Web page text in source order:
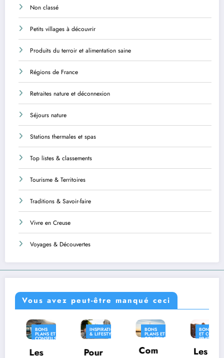
Non classé
Petits villages à découvrir
Produits du terroir et alimentation saine
Régions de France
Retraites nature et déconnexion
Séjours nature
Stations thermales et spas
Top listes & classements
Tourisme & Territoires
Traditions & Savoir-faire
Vivre en Creuse
Voyages & Découvertes
Vous avez peut-être manqué ceci
INSPIRATION
& LIFESTYLE
BONS PLANS
ET CONSEILS
INSPIRATION